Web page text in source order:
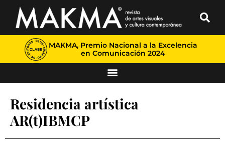
MAKMA, Premio Nacional a la Excelencia
en Comunicación 2024
Residencia artística
AR(t)IBMCP